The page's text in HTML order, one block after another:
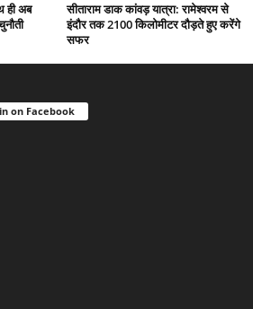
ही अब
सीताराम डाक कांवड़ यात्रा: रामेश्वरम से
इंदौर तक 2100 किलोमीटर दौड़ते हुए करेंगे
सफर
on Facebook